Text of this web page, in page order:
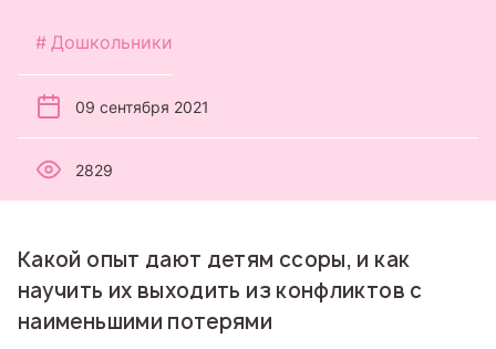
Дошкольники
09 сентября 2021
2829
Какой опыт дают детям ссоры, и как
научить их выходить из конфликтов с
наименьшими потерями